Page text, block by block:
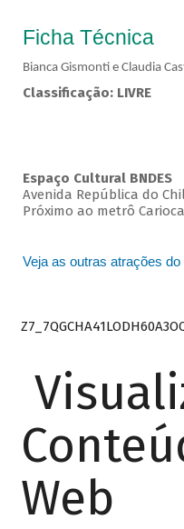
Ficha Técnica
Bianca Gismonti e Claudia
Classificação: LIVRE
Espaço Cultural BNDES
Avenida República do
Próximo ao metrô
Veja as outras atrações
Web